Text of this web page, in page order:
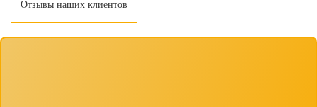
Отзывы наших клиентов